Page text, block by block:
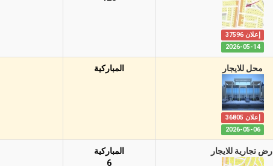
إعلان 37596
2026-05-14
محل للايجار
إعلان 36805
2026-05-06
المباركية
ارض تجارية للايجار
المباركية
6